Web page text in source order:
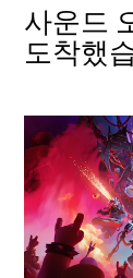
사운드
도착했